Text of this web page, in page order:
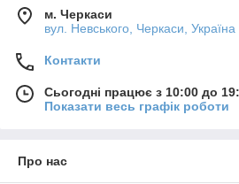
м. Черкаси
вул. Невського, Черкаси, Україна
Контакти
Сьогодні працює з 10:00 до
Показати весь графік роботи
Про нас